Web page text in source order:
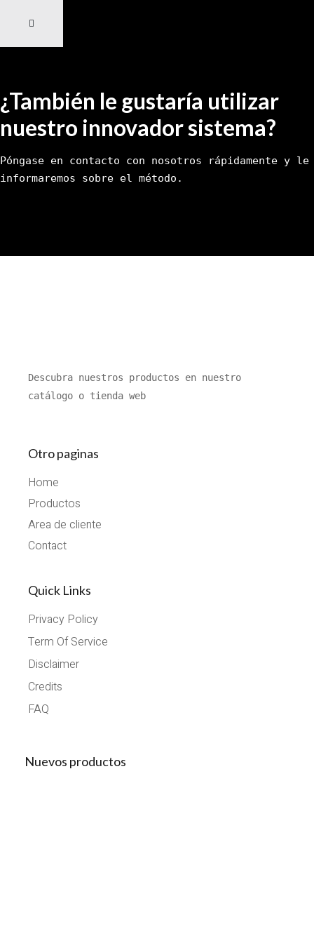
¿También le gustaría utilizar
nuestro innovador sistema?
Póngase en contacto con nosotros rápidamente y le
informaremos sobre el método.
Descubra nuestros productos en nuestro
catálogo o tienda web
Otro paginas
Home
Productos
Area de cliente
Contact
Quick Links
Privacy Policy
Term Of Service
Disclaimer
Credits
FAQ
Nuevos productos